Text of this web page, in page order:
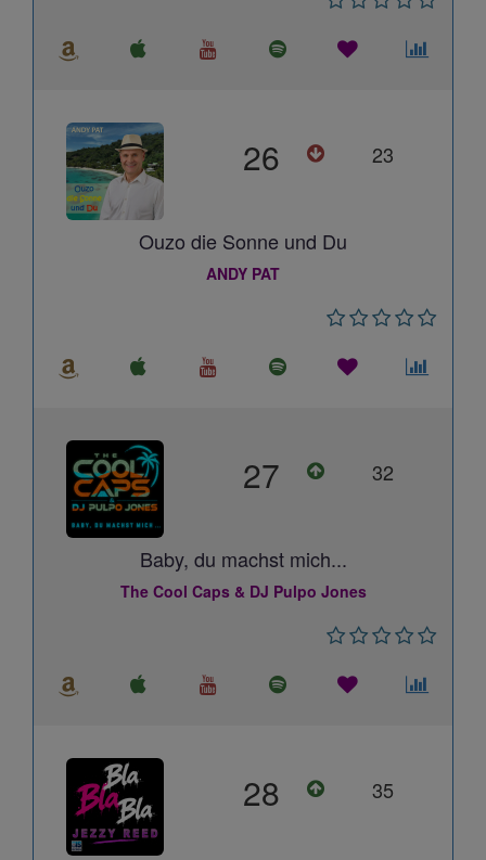
26 23
Ouzo die Sonne und Du
ANDY PAT
27 32
Baby, du machst mich...
The Cool Caps & DJ Pulpo Jones
28 35